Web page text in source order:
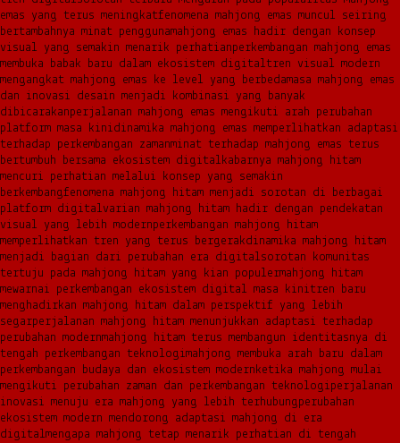
emas yang terus meningkatfenomena mahjong emas muncul seiring
bertambahnya minat penggunamahjong emas hadir dengan konsep
visual yang semakin menarik perhatianperkembangan mahjong emas
membuka babak baru dalam ekosistem digitaltren visual modern
mengangkat mahjong emas ke level yang berbedamasa mahjong emas
dan inovasi desain menjadi kombinasi yang banyak
dibicarakanperjalanan mahjong emas mengikuti arah perubahan
platform masa kinidinamika mahjong emas memperlihatkan adaptasi
terhadap perkembangan zamanminat terhadap mahjong emas terus
bertumbuh bersama ekosistem digitalkabarnya mahjong hitam
mencuri perhatian melalui konsep yang semakin
berkembangfenomena mahjong hitam menjadi sorotan di berbagai
platform digitalvarian mahjong hitam hadir dengan pendekatan
visual yang lebih modernperkembangan mahjong hitam
memperlihatkan tren yang terus bergerakdinamika mahjong hitam
menjadi bagian dari perubahan era digitalsorotan komunitas
tertuju pada mahjong hitam yang kian populermahjong hitam
mewarnai perkembangan ekosistem digital masa kinitren baru
menghadirkan mahjong hitam dalam perspektif yang lebih
segarperjalanan mahjong hitam menunjukkan adaptasi terhadap
perubahan modernmahjong hitam terus membangun identitasnya di
tengah perkembangan teknologimahjong membuka arah baru dalam
perkembangan budaya dan ekosistem modernketika mahjong mulai
mengikuti perubahan zaman dan perkembangan teknologiperjalanan
inovasi menuju era mahjong yang lebih terhubungperubahan
ekosistem modern mendorong adaptasi mahjong di era
digitalmengapa mahjong tetap menarik perhatian di tengah